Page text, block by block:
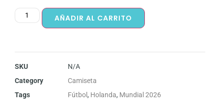
AÑADIR AL CARRITO
SKU
N/A
Category
Camiseta
Tags
Fútbol, Holanda, Mundial 2026